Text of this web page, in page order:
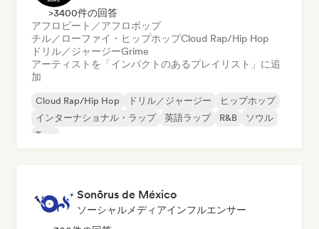
>3400件の回答
アフロビート／アフロポップ
チル／ローファイ・ヒップホップCloud Rap/Hip Hop
ドリル／ジャージーGrime
アーティストを「インパクトのあるプレイリスト」に追
加
Cloud Rap/Hip Hop ドリル／ジャージー
ヒップホップ
インターナショナル・ラップ
英語ラップ R&B
ソウル
Trap
Sonōrus de México
ソーシャルメディアインフルエンサー